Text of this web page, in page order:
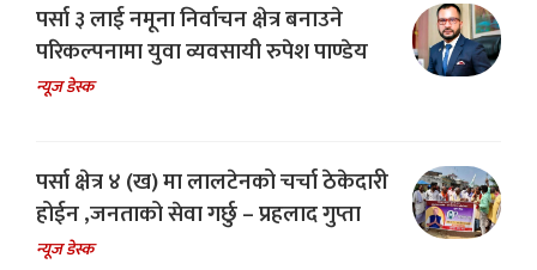
पर्सा ३ लाई नमूना निर्वाचन क्षेत्र बनाउने
परिकल्पनामा युवा व्यवसायी रुपेश पाण्डेय
न्यूज डेस्क
पर्सा क्षेत्र ४ (ख) मा लालटेनको चर्चा ठेकेदारी
होईन ,जनताको सेवा गर्छु – प्रहलाद गुप्ता
न्यूज डेस्क